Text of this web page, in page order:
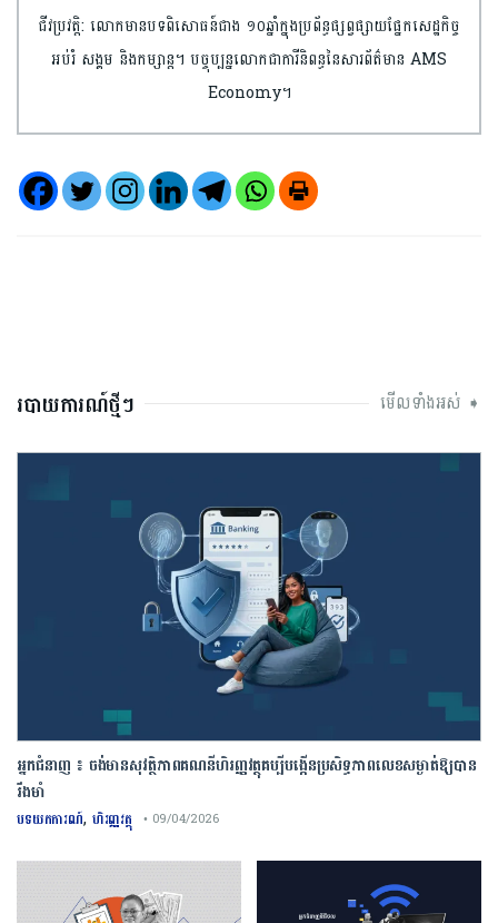
ជីវប្រវត្តិ: លោកមានបទពិសោធន៍ជាង ១០ឆ្នាំក្នុងប្រព័ន្ធផ្សព្វផ្សាយផ្នែកសេដ្ឋកិច្ច
អប់រំ សង្គម និងកម្សាន្ត។ បច្ចុប្បន្នលោកជាការីនិពន្ធនៃសារព័ត៌មាន AMS
Economy។
របាយការណ៍ថ្មីៗ មើលទាំងអស់ ➧
អ្នកជំនាញ ៖ ចង់មានសុវត្ថិភាពគណនីហិរញ្ញវត្ថុគប្បីបង្កើនប្រសិទ្ធភាពលេខសម្ងាត់ឱ្យបាន
រឹងមាំ
បទយកការណ៍, ហិរញ្ញវត្ថុ • 09/04/2026